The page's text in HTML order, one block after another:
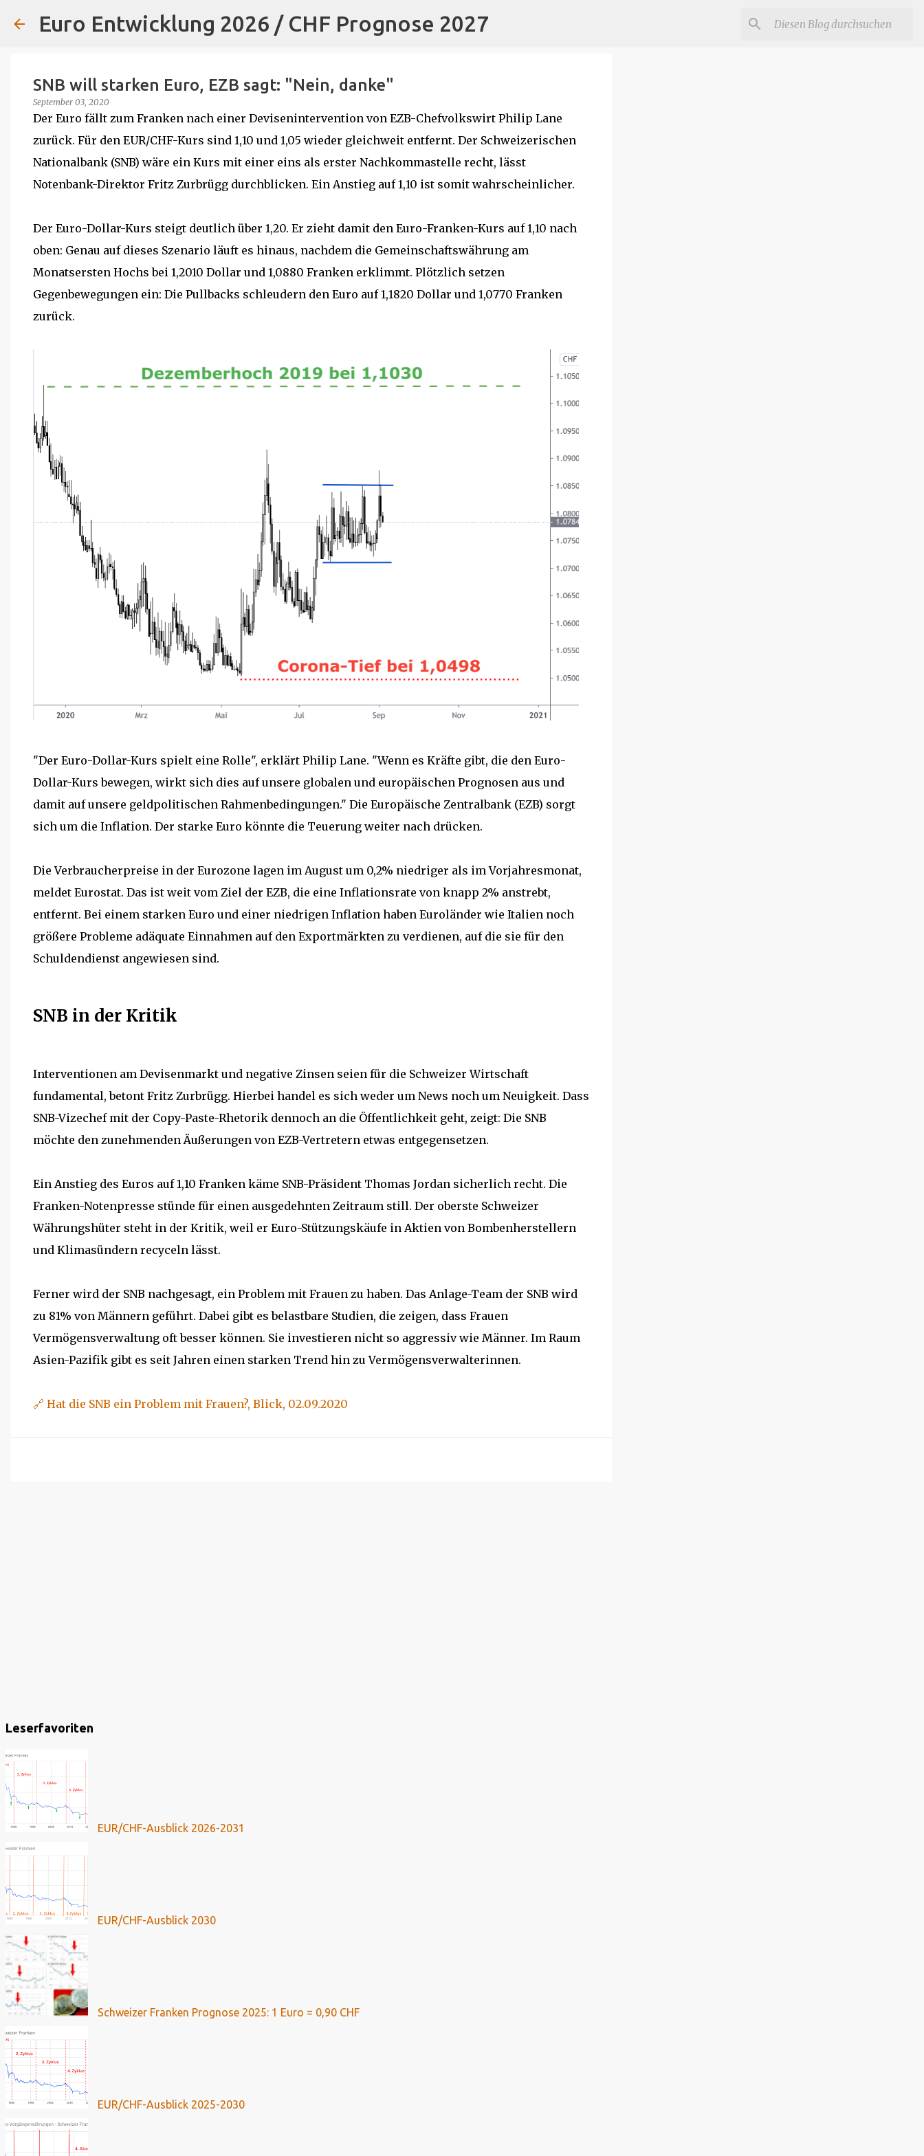
Direkt zum Hauptbereich
Euro Entwicklung 2026 / CHF Prognose 2027
SNB will starken Euro, EZB sagt: "Nein, danke"
September 03, 2020
Der Euro fällt zum Franken nach einer Devisenintervention von EZB-Chefvolkswirt Philip Lane
zurück. Für den EUR/CHF-Kurs sind 1,10 und 1,05 wieder gleichweit entfernt. Der Schweizerischen
Nationalbank (SNB) wäre ein Kurs mit einer eins als erster Nachkommastelle recht, lässt
Notenbank-Direktor Fritz Zurbrügg durchblicken. Ein Anstieg auf 1,10 ist somit wahrscheinlicher.
Der Euro-Dollar-Kurs steigt deutlich über 1,20. Er zieht damit den Euro-Franken-Kurs auf 1,10 nach
oben: Genau auf dieses Szenario läuft es hinaus, nachdem die Gemeinschaftswährung am
Monatsersten Hochs bei 1,2010 Dollar und 1,0880 Franken erklimmt. Plötzlich setzen
Gegenbewegungen ein: Die Pullbacks schleudern den Euro auf 1,1820 Dollar und 1,0770 Franken
zurück.
"Der Euro-Dollar-Kurs spielt eine Rolle", erklärt Philip Lane. "Wenn es Kräfte gibt, die den Euro-
Dollar-Kurs bewegen, wirkt sich dies auf unsere globalen und europäischen Prognosen aus und
damit auf unsere geldpolitischen Rahmenbedingungen." Die Europäische Zentralbank (EZB) sorgt
sich um die Inflation. Der starke Euro könnte die Teuerung weiter nach drücken.
Die Verbraucherpreise in der Eurozone lagen im August um 0,2% niedriger als im Vorjahresmonat,
meldet Eurostat. Das ist weit vom Ziel der EZB, die eine Inflationsrate von knapp 2% anstrebt,
entfernt. Bei einem starken Euro und einer niedrigen Inflation haben Euroländer wie Italien noch
größere Probleme adäquate Einnahmen auf den Exportmärkten zu verdienen, auf die sie für den
Schuldendienst angewiesen sind.
SNB in der Kritik
Interventionen am Devisenmarkt und negative Zinsen seien für die Schweizer Wirtschaft
fundamental, betont Fritz Zurbrügg. Hierbei handel es sich weder um News noch um Neuigkeit. Dass
SNB-Vizechef mit der Copy-Paste-Rhetorik dennoch an die Öffentlichkeit geht, zeigt: Die SNB
möchte den zunehmenden Äußerungen von EZB-Vertretern etwas entgegensetzen.
Ein Anstieg des Euros auf 1,10 Franken käme SNB-Präsident Thomas Jordan sicherlich recht. Die
Franken-Notenpresse stünde für einen ausgedehnten Zeitraum still. Der oberste Schweizer
Währungshüter steht in der Kritik, weil er Euro-Stützungskäufe in Aktien von Bombenherstellern
und Klimasündern recyceln lässt.
Ferner wird der SNB nachgesagt, ein Problem mit Frauen zu haben. Das Anlage-Team der SNB wird
zu 81% von Männern geführt. Dabei gibt es belastbare Studien, die zeigen, dass Frauen
Vermögensverwaltung oft besser können. Sie investieren nicht so aggressiv wie Männer. Im Raum
Asien-Pazifik gibt es seit Jahren einen starken Trend hin zu Vermögensverwalterinnen.
🔗 Hat die SNB ein Problem mit Frauen?, Blick, 02.09.2020
Leserfavoriten
EUR/CHF-Ausblick 2026-2031
EUR/CHF-Ausblick 2030
Schweizer Franken Prognose 2025: 1 Euro = 0,90 CHF
EUR/CHF-Ausblick 2025-2030